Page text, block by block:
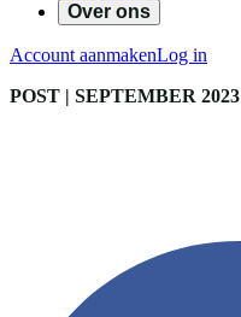
Over ons
Account aanmakenLog in
POST | SEPTEMBER 2023